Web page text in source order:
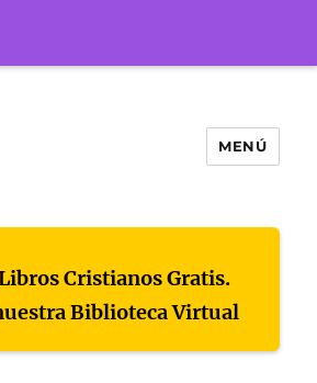
MENÚ
Cristianos Gratis.
Biblioteca Virtual